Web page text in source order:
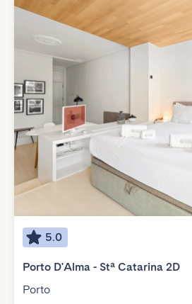
5.0
Porto D'Alma - Stª Catarina 2D
Porto